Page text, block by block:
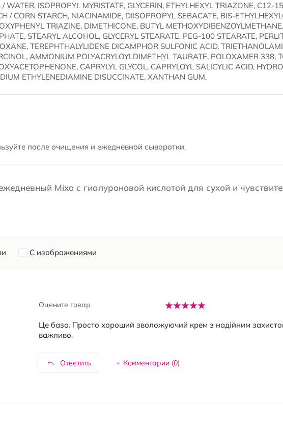
WATER, ISOPROPYL MYRISTATE, GLYCERIN, ETHYLHEXYL TRIAZONE, C12-
/ CORN STARCH, NIACINAMIDE, DIISOPROPYL SEBACATE, BIS-
TRIAZINE, DIMETHICONE, BUTYL
STEARYL ALCOHOL, GLYCERYL STEARATE, PEG-100 STEARATE,
TEREPHTHALYLIDENE DICAMPHOR SULFONIC ACID,
AMMONIUM POLYACRYLOYLDIMETHYL TAURATE, POLOXAMER 338,
CAPRYLYL GLYCOL, CAPRYLOYL SALICYLIC ACID,
ETHYLENEDIAMINE DISUCCINATE, XANTHAN GUM.
после очищения и ежедневной сыворотки.
Mixa с гиалуроновой кислотой для сухой и
С изображениями
Оцените товар
Це база. Просто хороший зволожуючий крем з надійним
важливо.
Ответить Комментарии (0)